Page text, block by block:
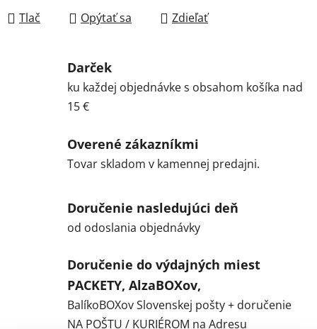
Tlač Opýtať sa Zdieľať
Darček
ku každej objednávke s obsahom košíka nad
15 €
Overené zákazníkmi
Tovar skladom v kamennej predajni.
Doručenie nasledujúci deň
od odoslania objednávky
Doručenie do výdajných miest
PACKETY, AlzaBOXov,
BalíkoBOXov Slovenskej pošty + doručenie
NA POŠTU / KURIÉROM na Adresu